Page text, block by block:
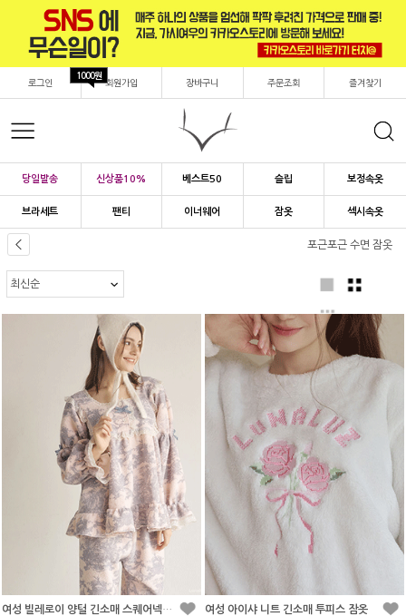
로그인 회원가입
1000원
장바구니 주문조회 즐겨찾기
당일발송 신상품10% 베스트50 슬립 보정속옷
브라세트 팬티 이너웨어 잠옷 섹시속옷
포근포근 수면 잠옷
여성 빌레로이 양털 긴소매 스퀘어넥 투피스 잠옷 여성 아이샤 니트 긴소매 투피스 잠옷